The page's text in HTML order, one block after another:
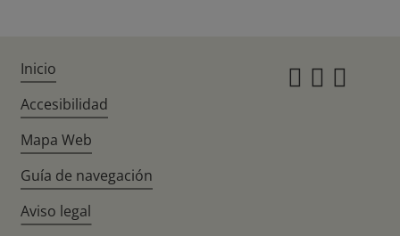
Inicio
Accesibilidad
Mapa Web
Guía de navegación
Aviso legal